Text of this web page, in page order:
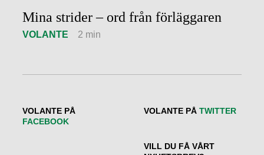
Mina strider – ord från förläggaren
VOLANTE 2 min
VOLANTE PÅ
FACEBOOK
VOLANTE PÅ TWITTER
VILL DU FÅ VÅRT